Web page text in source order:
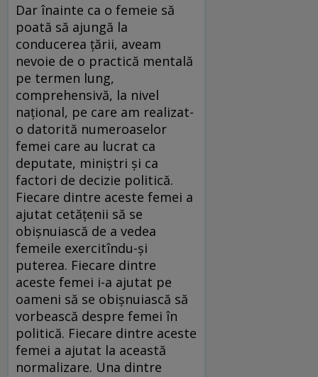
Dar înainte ca o femeie să
poată să ajungă la
conducerea țării, aveam
nevoie de o practică mentală
pe termen lung,
comprehensivă, la nivel
național, pe care am realizat-
o datorită numeroaselor
femei care au lucrat ca
deputate, miniștri și ca
factori de decizie politică.
Fiecare dintre aceste femei a
ajutat cetățenii să se
obișnuiască de a vedea
femeile exercitîndu-și
puterea. Fiecare dintre
aceste femei i-a ajutat pe
oameni să se obișnuiască să
vorbească despre femei în
politică. Fiecare dintre aceste
femei a ajutat la această
normalizare. Una dintre